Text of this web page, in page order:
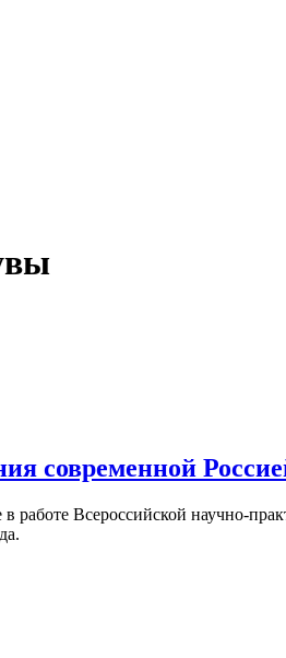
современной
работе Всероссийской научно-